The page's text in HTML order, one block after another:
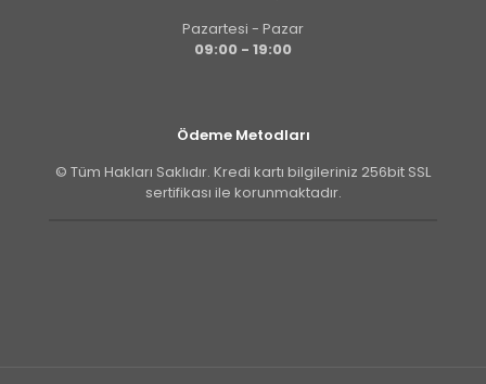
Pazartesi - Pazar
09:00 - 19:00
Ödeme Metodları
© Tüm Hakları Saklıdır. Kredi kartı bilgileriniz 256bit SSL
sertifikası ile korunmaktadır.